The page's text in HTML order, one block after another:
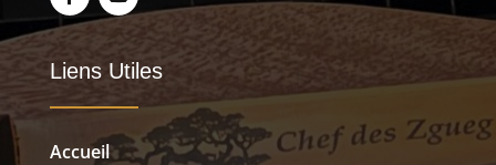
Liens Utiles
Accueil